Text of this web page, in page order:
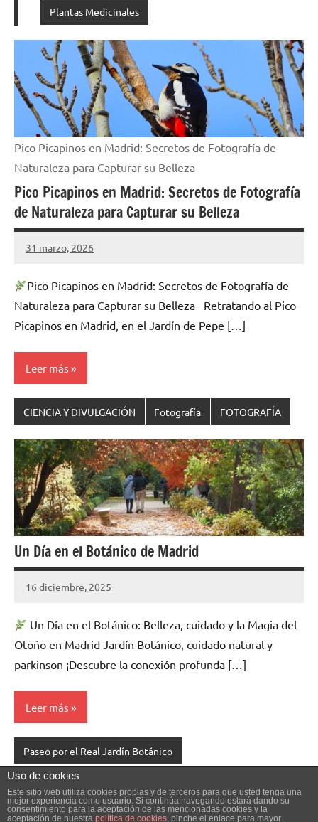
Plantas Medicinales
Pico Picapinos en Madrid: Secretos de Fotografía de
Naturaleza para Capturar su Belleza
Pico Picapinos en Madrid: Secretos de Fotografía
de Naturaleza para Capturar su Belleza
31 marzo, 2026
Cuidasdeti
1
Pico Picapinos en Madrid: Secretos de Fotografía de
Naturaleza para Capturar su Belleza Retratando al Pico
Picapinos en Madrid, en el Jardín de Pepe […]
Leer más
CIENCIA Y DIVULGACIÓN Fotografía FOTOGRAFÍA
Un Día en el Botánico de Madrid
16 diciembre, 2025
Cuidasdeti
5
Un Día en el Botánico: Belleza, cuidado y la Magia del
Otoño en Madrid Jardín Botánico, cuidado natural y
parkinson ¡Descubre la conexión profunda […]
Leer más
Paseo por el Real Jardín Botánico
Navegación
de
1 2 3 … 47
Siguientes
entradas
»
Uso de cookies
Este sitio web utiliza cookies propias y de terceros para que usted tenga una
mejor experiencia como usuario. Si continúa navegando estará dando su
consentimiento para la aceptación de las mencionadas cookies y la
aceptación de nuestra política de cookies, pinche el enlace para mayor